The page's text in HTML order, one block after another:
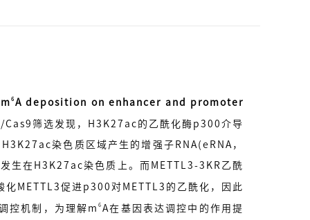
6 A deposition on enhancer and promoter
Cas9筛选发现，H3K27ac的乙酰化酶p300介导
染色质区域产生的增强子RNA(eRNA，
生在H3K27ac染色质上。而METTL3-3KR乙酰
化METTL3促进p300对METTL3的乙酰化，因此
控机制，为理解m6 A在基因表达调控中的作用提